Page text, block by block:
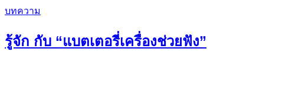
บทความ
รู้จัก กับ “แบตเตอรี่เครื่องช่วยฟัง”